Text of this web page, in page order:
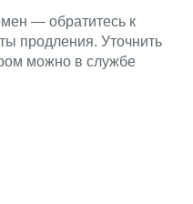
— обратитесь к
продления. Уточнить
можно в службе